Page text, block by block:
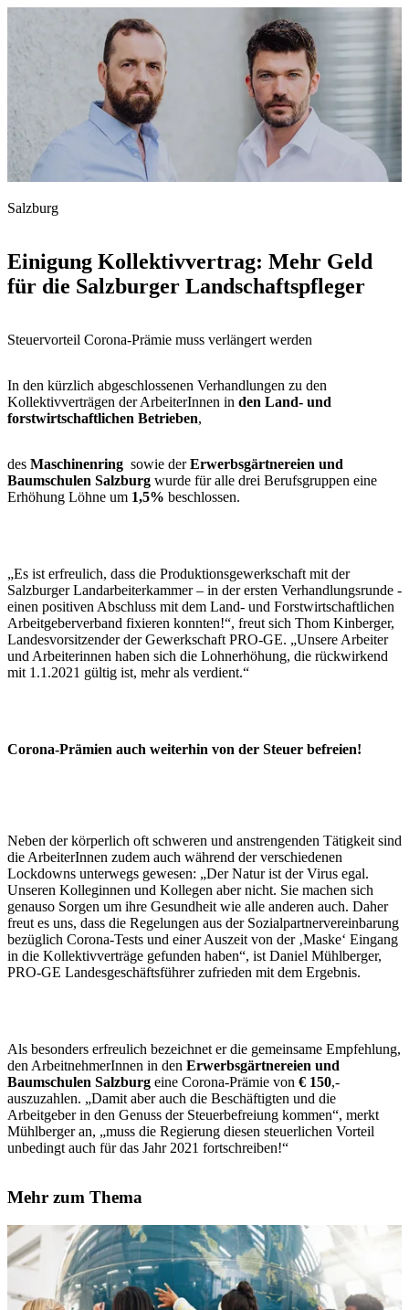
Salzburg
Einigung Kollektivvertrag: Mehr Geld
für die Salzburger Landschaftspfleger
Steuervorteil Corona-Prämie muss verlängert werden
In den kürzlich abgeschlossenen Verhandlungen zu den
Kollektivverträgen der ArbeiterInnen in den Land- und
forstwirtschaftlichen Betrieben,
des Maschinenring sowie derErwerbsgärtnereien und
Baumschulen Salzburg wurde für alle drei Berufsgruppen eine
Erhöhung Löhne um 1,5% beschlossen.
„Es ist erfreulich, dass die Produktionsgewerkschaft mit der
Salzburger Landarbeiterkammer – in der ersten Verhandlungsrunde -
einen positiven Abschluss mit dem Land- und Forstwirtschaftlichen
Arbeitgeberverband fixieren konnten!“, freut sich Thom Kinberger,
Landesvorsitzender der Gewerkschaft PRO-GE. „Unsere Arbeiter
und Arbeiterinnen haben sich die Lohnerhöhung, die rückwirkend
mit 1.1.2021 gültig ist, mehr als verdient.“
Corona-Prämien auch weiterhin von der Steuer befreien!
Neben der körperlich oft schweren und anstrengenden Tätigkeit sind
die ArbeiterInnen zudem auch während der verschiedenen
Lockdowns unterwegs gewesen: „Der Natur ist der Virus egal.
Unseren Kolleginnen und Kollegen aber nicht. Sie machen sich
genauso Sorgen um ihre Gesundheit wie alle anderen auch. Daher
freut es uns, dass die Regelungen aus der Sozialpartnervereinbarung
bezüglich Corona-Tests und einer Auszeit von der ‚Maske‘ Eingang
in die Kollektivverträge gefunden haben“, ist Daniel Mühlberger,
PRO-GE Landesgeschäftsführer zufrieden mit dem Ergebnis.
Als besonders erfreulich bezeichnet er die gemeinsame Empfehlung,
den ArbeitnehmerInnen in den Erwerbsgärtnereien und
Baumschulen Salzburg eine Corona-Prämie von € 150,-
auszuzahlen. „Damit aber auch die Beschäftigten und die
Arbeitgeber in den Genuss der Steuerbefreiung kommen“, merkt
Mühlberger an, „muss die Regierung diesen steuerlichen Vorteil
unbedingt auch für das Jahr 2021 fortschreiben!“
Mehr zum Thema